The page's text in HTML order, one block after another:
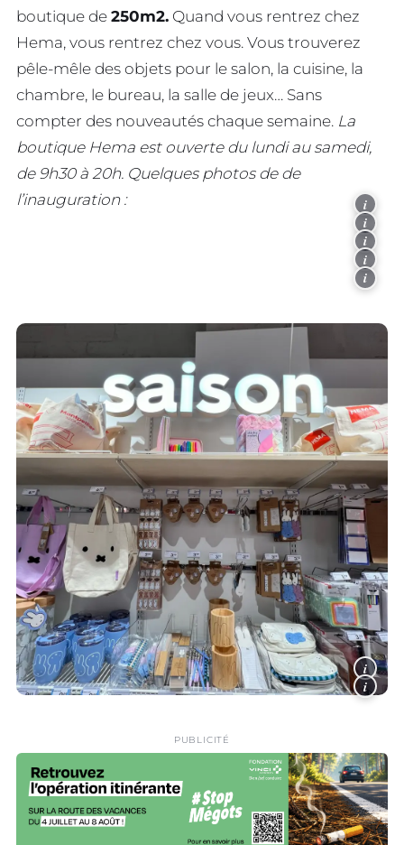
boutique de 250m2. Quand vous rentrez chez
Hema, vous rentrez chez vous. Vous trouverez
pêle-mêle des objets pour le salon, la cuisine, la
chambre, le bureau, la salle de jeux… Sans
compter des nouveautés chaque semaine. La
boutique Hema est ouverte du lundi au samedi,
de 9h30 à 20h. Quelques photos de de
l’inauguration :
i
i
i
i
i
i
i
PUBLICITÉ